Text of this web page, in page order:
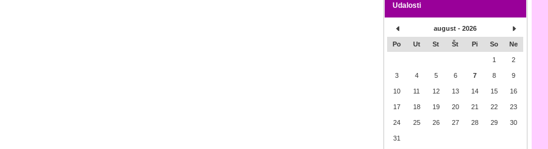
Udalosti
august - 2026
Po Ut St Št Pi So Ne
1 2
3 4 5 6 7 8 9
10 11 12 13 14 15 16
17 18 19 20 21 22 23
24 25 26 27 28 29 30
31